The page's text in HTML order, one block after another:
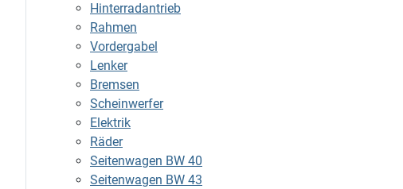
Hinterradantrieb
Rahmen
Vordergabel
Lenker
Bremsen
Scheinwerfer
Elektrik
Räder
Seitenwagen BW 40
Seitenwagen BW 43